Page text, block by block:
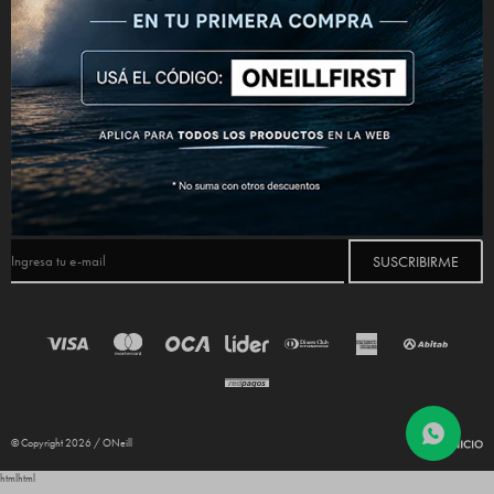
CONECTATE
  
NEWSLETTER
¡Suscribite y recibí todas nuestras novedades!
SUSCRIBIRME
© Copyright 2026 / ONeill
htmlhtml